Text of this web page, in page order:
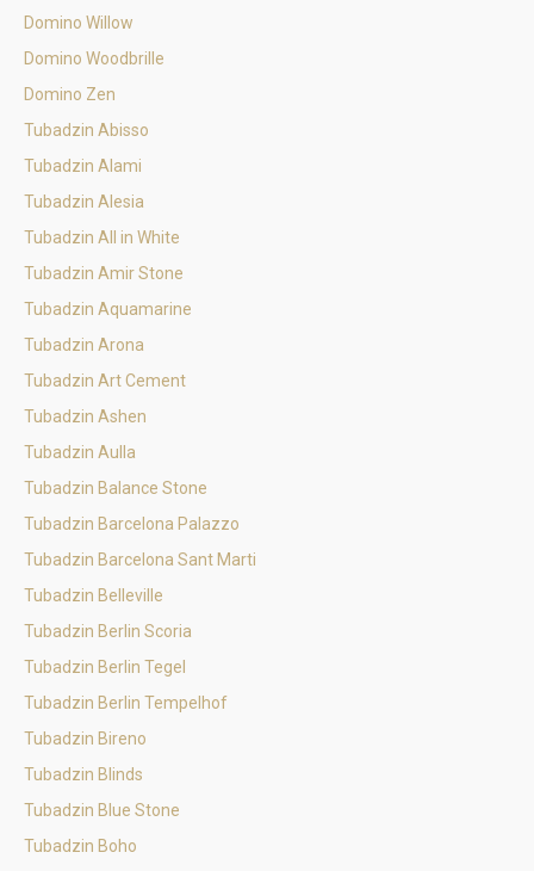
Domino Willow
Domino Woodbrille
Domino Zen
Tubadzin Abisso
Tubadzin Alami
Tubadzin Alesia
Tubadzin All in White
Tubadzin Amir Stone
Tubadzin Aquamarine
Tubadzin Arona
Tubadzin Art Cement
Tubadzin Ashen
Tubadzin Aulla
Tubadzin Balance Stone
Tubadzin Barcelona Palazzo
Tubadzin Barcelona Sant Marti
Tubadzin Belleville
Tubadzin Berlin Scoria
Tubadzin Berlin Tegel
Tubadzin Berlin Tempelhof
Tubadzin Bireno
Tubadzin Blinds
Tubadzin Blue Stone
Tubadzin Boho